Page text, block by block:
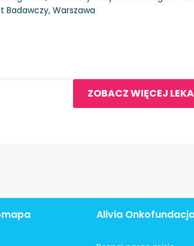
Badawczy, Warszawa
ZOBACZ WIĘCEJ
Alivia